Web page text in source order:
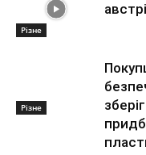
Різне
Різне